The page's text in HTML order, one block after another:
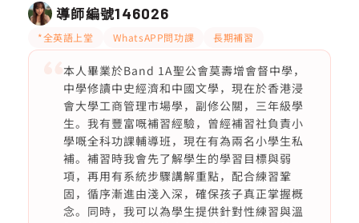
導師編號146026
*全英語上堂 WhatsAPP問功課 長期補習
本人畢業於Band 1A聖公會莫壽增會督中學，
中學修讀中史經濟和中國文學，現在於香港浸
會大學工商管理市場學，副修公關，三年級學
生。我有豐富嘅補習經驗，曾經補習社負責小
學嘅全科功課輔導班，現在有為兩名小學生私
補。補習時我會先了解學生的學習目標與弱
項，再用有系統步驟講解重點，配合練習鞏
固，循序漸進由淺入深，確保孩子真正掌握概
念。同時，我可以為學生提供針對性練習與溫